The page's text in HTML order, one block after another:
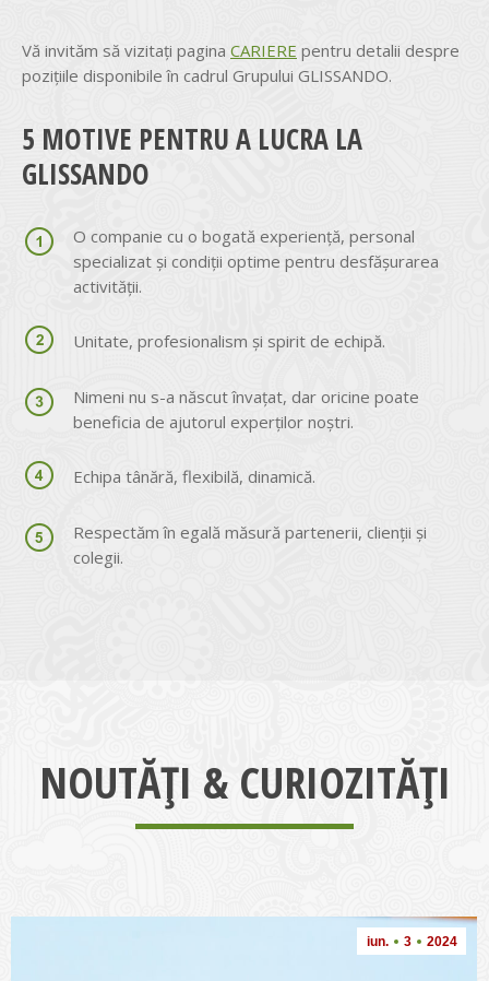
Vă invităm să vizitați pagina CARIERE pentru detalii despre
pozițiile disponibile în cadrul Grupului GLISSANDO.
5 MOTIVE PENTRU A LUCRA LA
GLISSANDO
O companie cu o bogată experiență, personal
specializat și condiții optime pentru desfășurarea
activității.
Unitate, profesionalism și spirit de echipă.
Nimeni nu s-a născut învațat, dar oricine poate
beneficia de ajutorul experților noștri.
Echipa tânără, flexibilă, dinamică.
Respectăm în egală măsură partenerii, clienții și
colegii.
NOUTĂȚI & CURIOZITĂȚI
iun. 3 2024